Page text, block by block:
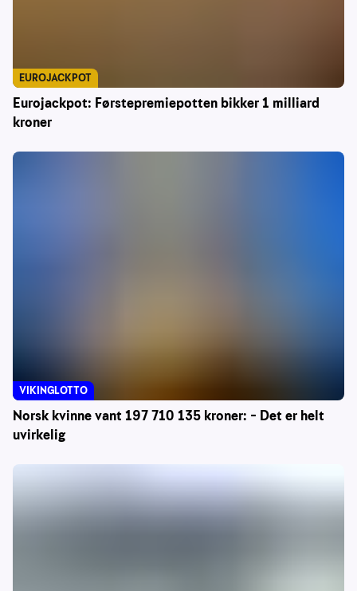
Eurojackpot: Førstepremiepotten bikker 1 milliard
kroner
EUROJACKPOT
Norsk kvinne vant 197 710 135 kroner: – Det er helt
uvirkelig
VIKINGLOTTO